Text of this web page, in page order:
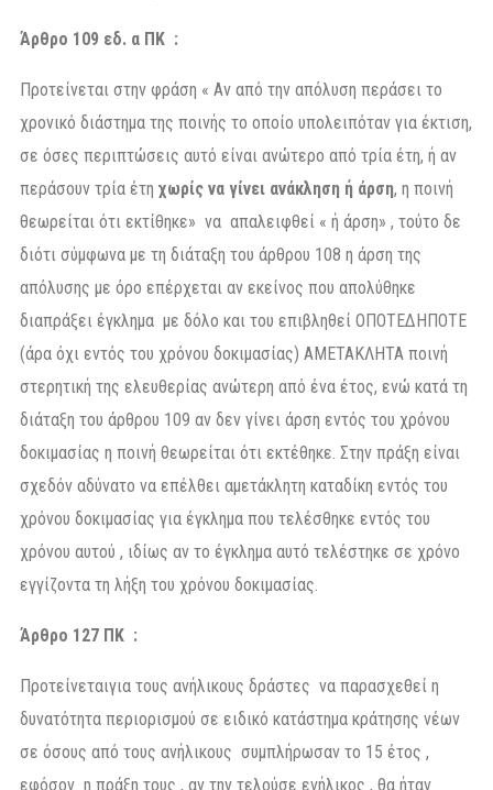
Άρθρο 109 εδ. α ΠΚ :
Προτείνεται στην φράση « Αν από την απόλυση περάσει το
χρονικό διάστημα της ποινής το οποίο υπολειπόταν για έκτιση,
σε όσες περιπτώσεις αυτό είναι ανώτερο από τρία έτη, ή αν
περάσουν τρία έτη χωρίς να γίνει ανάκληση ή άρση, η ποινή
θεωρείται ότι εκτίθηκε» να απαλειφθεί « ή άρση» , τούτο δε
διότι σύμφωνα με τη διάταξη του άρθρου 108 η άρση της
απόλυσης με όρο επέρχεται αν εκείνος που απολύθηκε
διαπράξει έγκλημα με δόλο και του επιβληθεί ΟΠΟΤΕΔΗΠΟΤΕ
(άρα όχι εντός του χρόνου δοκιμασίας) ΑΜΕΤΑΚΛΗΤΑ ποινή
στερητική της ελευθερίας ανώτερη από ένα έτος, ενώ κατά τη
διάταξη του άρθρου 109 αν δεν γίνει άρση εντός του χρόνου
δοκιμασίας η ποινή θεωρείται ότι εκτέθηκε. Στην πράξη είναι
σχεδόν αδύνατο να επέλθει αμετάκλητη καταδίκη εντός του
χρόνου δοκιμασίας για έγκλημα που τελέσθηκε εντός του
χρόνου αυτού , ιδίως αν το έγκλημα αυτό τελέστηκε σε χρόνο
εγγίζοντα τη λήξη του χρόνου δοκιμασίας.
Άρθρο 127 ΠΚ :
Προτείνεταιγια τους ανήλικους δράστες να παρασχεθεί η
δυνατότητα περιορισμού σε ειδικό κατάστημα κράτησης νέων
σε όσους από τους ανήλικους συμπλήρωσαν το 15 έτος ,
εφόσον η πράξη τους , αν την τελούσε ενήλικος , θα ήταν